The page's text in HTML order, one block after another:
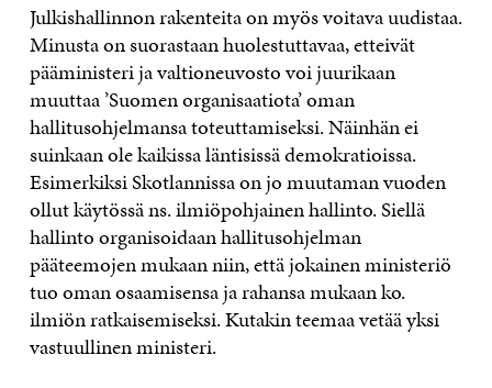
Julkishallinnon rakenteita on myös voitava uudistaa.
Minusta on suorastaan huolestuttavaa, etteivät
pääministeri ja valtioneuvosto voi juurikaan
muuttaa ’Suomen organisaatiota’ oman
hallitusohjelmansa toteuttamiseksi. Näinhän ei
suinkaan ole kaikissa läntisissä demokratioissa.
Esimerkiksi Skotlannissa on jo muutaman vuoden
ollut käytössä ns. ilmiöpohjainen hallinto. Siellä
hallinto organisoidaan hallitusohjelman
pääteemojen mukaan niin, että jokainen ministeriö
tuo oman osaamisensa ja rahansa mukaan ko.
ilmiön ratkaisemiseksi. Kutakin teemaa vetää yksi
vastuullinen ministeri.